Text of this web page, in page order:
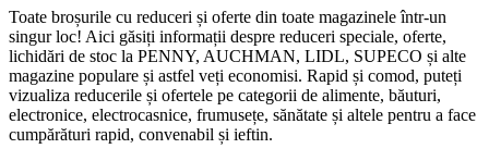
Toate broșurile cu reduceri și oferte din toate magazinele într-un
singur loc! Aici găsiți informații despre reduceri speciale, oferte,
lichidări de stoc la PENNY, AUCHMAN, LIDL, SUPECO și alte
magazine populare și astfel veți economisi. Rapid și comod, puteți
vizualiza reducerile și ofertele pe categorii de alimente, băuturi,
electronice, electrocasnice, frumusețe, sănătate și altele pentru a face
cumpărături rapid, convenabil și ieftin.